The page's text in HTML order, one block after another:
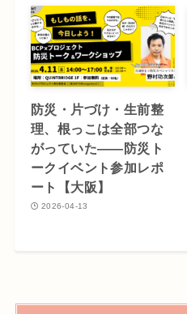
防災・片づけ・生前整
理、根っこは全部つな
がっていた――防災ト
ークイベント参加レポ
ート【大阪】
2026-04-13